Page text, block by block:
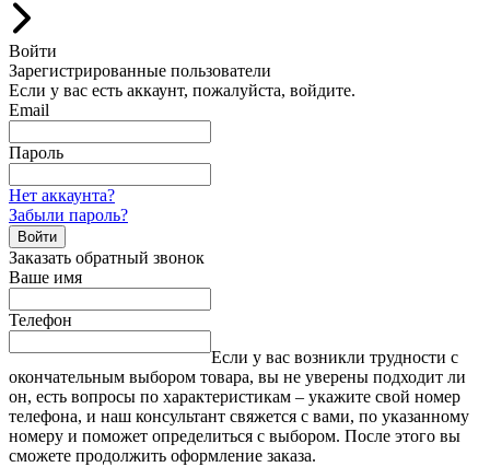
Войти
Зарегистрированные пользователи
Если у вас есть аккаунт, пожалуйста, войдите.
Email
Пароль
Нет аккаунта?
Забыли пароль?
Войти
Заказать обратный звонок
Ваше имя
Телефон
Если у вас возникли трудности с
окончательным выбором товара, вы не уверены подходит ли
он, есть вопросы по характеристикам – укажите свой номер
телефона, и наш консультант свяжется с вами, по указанному
номеру и поможет определиться с выбором. После этого вы
сможете продолжить оформление заказа.